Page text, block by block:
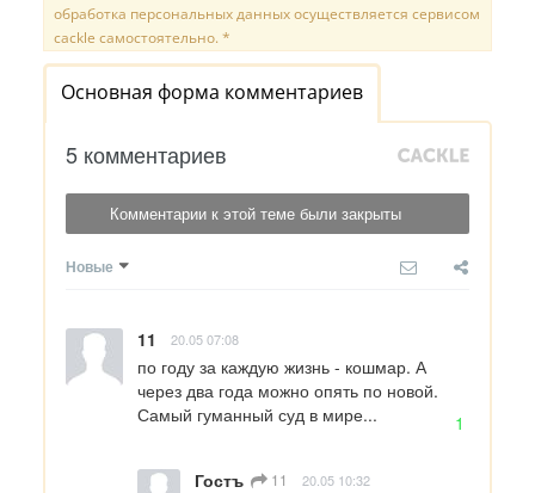
обработка персональных данных осуществляется сервисом
cackle самостоятельно. *
Основная форма комментариев
5 комментариев
Комментарии к этой теме были закрыты
Новые
11 20.05 07:08
по году за каждую жизнь - кошмар. А
через два года можно опять по новой.
Самый гуманный суд в мире...
1
Гостъ 11 20.05 10:32